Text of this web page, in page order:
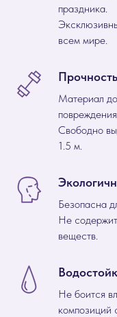
праздника.
всем мире.
Прочность
Материал
Свободно
1.5 м.
Безопасна
Не
веществ.
Не боится
композиций